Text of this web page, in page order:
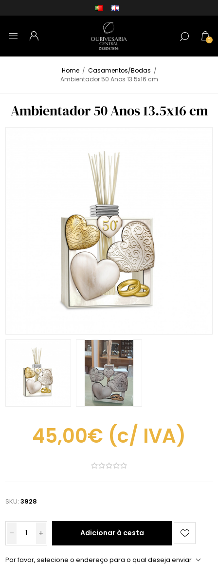
0
Home / Casamentos/Bodas /
Ambientador 50 Anos 13.5x16 cm
Ambientador 50 Anos 13.5x16 cm
45,00€ (c/ IVA)
SKU: 3928
Adicionar à cesta
Por favor, selecione o endereço para o qual deseja enviar